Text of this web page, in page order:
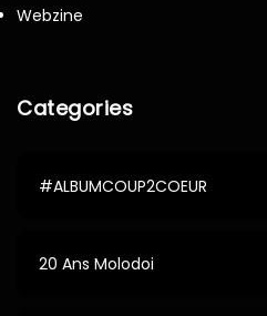
Webzine
Categories
#ALBUMCOUP2COEUR
20 Ans Molodoi